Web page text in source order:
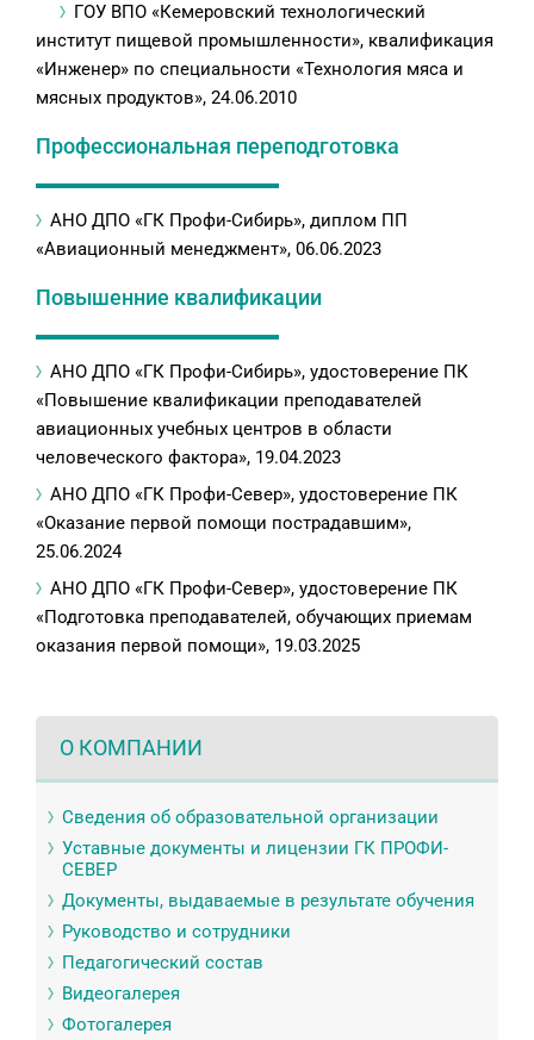
ГОУ ВПО «Кемеровский технологический
институт пищевой промышленности», квалификация
«Инженер» по специальности «Технология мяса и
мясных продуктов», 24.06.2010
Профессиональная переподготовка
АНО ДПО «ГК Профи-Сибирь», диплом ПП
«Авиационный менеджмент», 06.06.2023
Повышенние квалификации
АНО ДПО «ГК Профи-Сибирь», удостоверение ПК
«Повышение квалификации преподавателей
авиационных учебных центров в области
человеческого фактора», 19.04.2023
АНО ДПО «ГК Профи-Север», удостоверение ПК
«Оказание первой помощи пострадавшим»,
25.06.2024
АНО ДПО «ГК Профи-Север», удостоверение ПК
«Подготовка преподавателей, обучающих приемам
оказания первой помощи», 19.03.2025
О КОМПАНИИ
Сведения об образовательной организации
Уставные документы и лицензии ГК ПРОФИ-
СЕВЕР
Документы, выдаваемые в результате обучения
Руководство и сотрудники
Педагогический состав
Видеогалерея
Фотогалерея